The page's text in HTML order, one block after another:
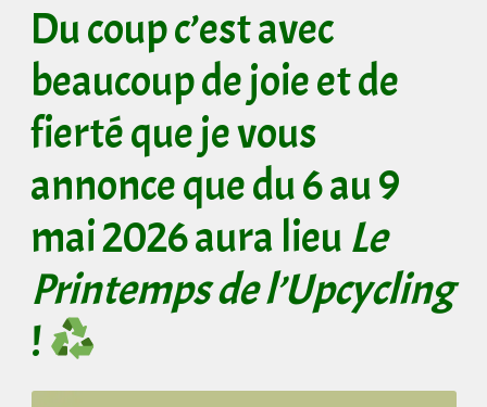
Du coup c’est avec
beaucoup de joie et de
fierté que je vous
annonce que du 6 au 9
mai 2026 aura lieu Le
Printemps de l’Upcycling
!